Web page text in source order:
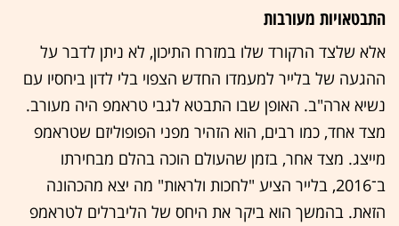
התבטאויות מעורבות
אלא שלצד הרקורד שלו במזרח התיכון, לא ניתן לדבר על
ההגעה של בלייר למעמדו החדש הצפוי בלי לדון ביחסיו עם
נשיא ארה"ב. האופן שבו התבטא לגבי טראמפ היה מעורב.
מצד אחד, כמו רבים, הוא הזהיר מפני הפופוליזם שטראמפ
מייצג. מצד אחר, בזמן שהעולם הוכה בהלם מבחירתו
ב־2016, בלייר הציע "לחכות ולראות" מה יצא מהכהונה
הזאת. בהמשך הוא ביקר את היחס של הליברלים לטראמפ